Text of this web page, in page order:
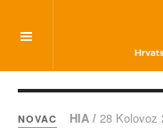
NOVAC HIA / 28 Kolovoz